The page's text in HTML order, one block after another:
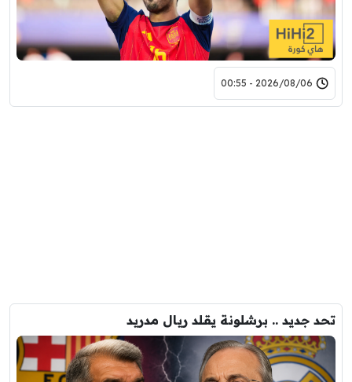
2026/08/06 - 00:55
تحد جديد .. برشلونة يقلد ريال مدريد